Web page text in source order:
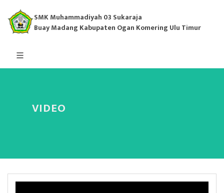
SMK Muhammadiyah 03 Sukaraja
Buay Madang Kabupaten Ogan Komering Ulu Timur
VIDEO